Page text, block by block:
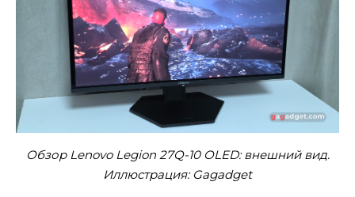
Обзор Lenovo Legion 27Q-10 OLED: внешний вид.
Иллюстрация: Gagadget